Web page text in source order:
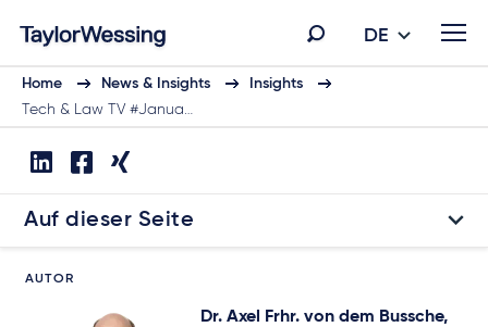
DE
Home News & Insights
Insights
Tech & Law TV #Janua…
Auf dieser Seite
AUTOR
Dr. Axel Frhr. von dem Bussche,